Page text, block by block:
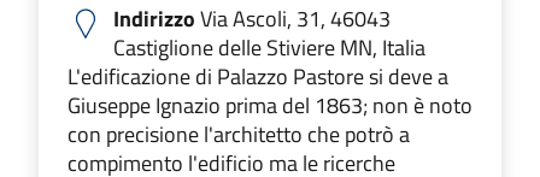
IndirizzoVia Ascoli, 31, 46043
Castiglione delle Stiviere MN, Italia
L'edificazione di Palazzo Pastore si deve a
Giuseppe Ignazio prima del 1863; non è noto
con precisione l'architetto che potrò a
compimento l'edificio ma le ricerche